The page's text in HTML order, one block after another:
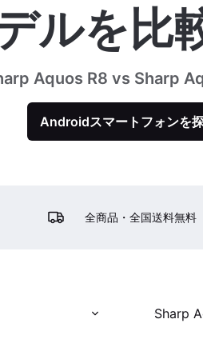
ルを比
Aquos R8 vs Sharp
Androidスマートフォンを
全商品・全国送料無料
Sharp